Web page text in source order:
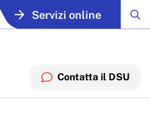
Servizi online
Contatta il DSU